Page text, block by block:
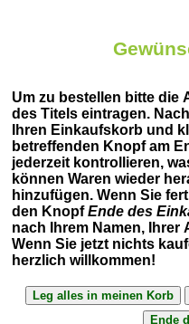
Um zu bestellen bitte die
des Titels eintragen.
Ihren Einkaufskorb und
betreffenden Knopf am
jederzeit kontrollieren,
können Waren wieder
hinzufügen. Wenn Sie
den KnopfEnde des
nach Ihrem Namen, Ihrer
Wenn Sie jetzt nichts
herzlich willkommen!